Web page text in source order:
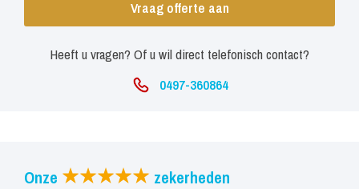
De Oranje Surprise Car is gemakkelijk te verplaatsen. Deze vrolijke
de Surprise Car natuurlijk helemaal aangepast. En het personeel
draagt kleding in het thema.
Vraag offerte aan
Heeft u vragen? Of u wil direct telefonisch contact?
0497-360864
Onze zekerheden